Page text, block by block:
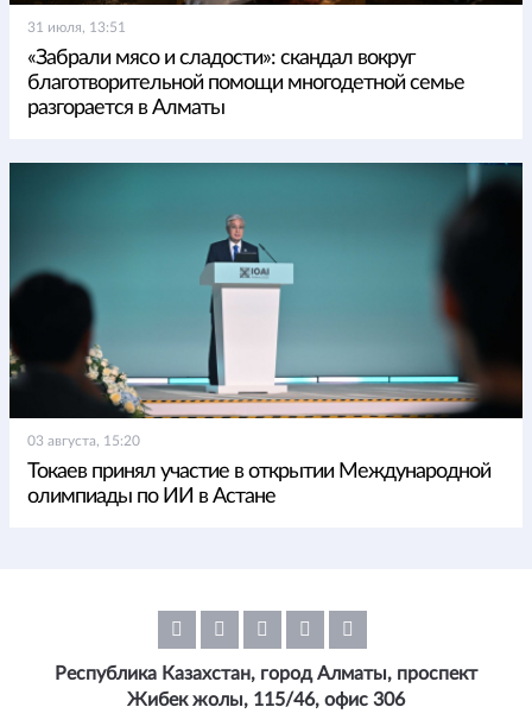
31 июля, 13:51
«Забрали мясо и сладости»: скандал вокруг
благотворительной помощи многодетной семье
разгорается в Алматы
03 августа, 15:20
Токаев принял участие в открытии Международной
олимпиады по ИИ в Астане
Республика Казахстан, город Алматы, проспект
Жибек жолы, 115/46, офис 306